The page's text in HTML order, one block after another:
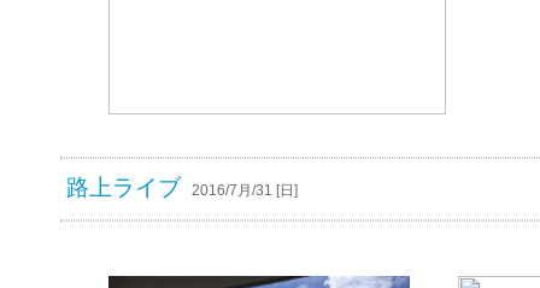
路上ライブ 2016/7月/31 [日]